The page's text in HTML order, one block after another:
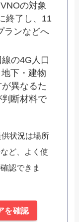
の対象
終了し、11
ランなどへ
線の4G人口
下・建物
異なるた
断材料で
状況は場所
ど、よく使
認できま
を確認